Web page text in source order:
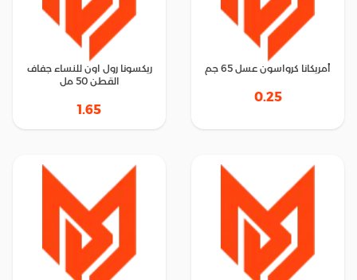
أمريكانا كرواسون عسل 65 جم
0.25
ريكسونا رول اون للنساء جفاف
القطن 50 مل
1.65